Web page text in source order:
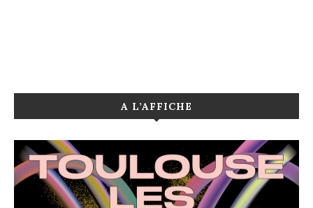
A L’AFFICHE